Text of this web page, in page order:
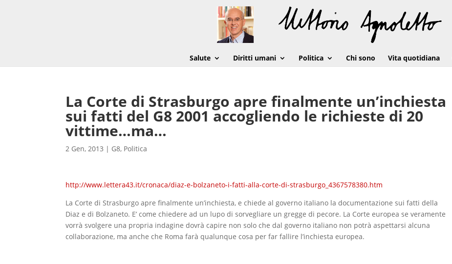
Salute Diritti umani Politica Chi sono Vita quotidiana
La Corte di Strasburgo apre finalmente un’inchiesta
sui fatti del G8 2001 accogliendo le richieste di 20
vittime…ma…
2 Gen, 2013 | G8, Politica
http://www.lettera43.it/cronaca/diaz-e-bolzaneto-i-fatti-alla-corte-di-strasburgo_4367578380.htm
La Corte di Strasburgo apre finalmente un’inchiesta, e chiede al governo italiano la documentazione sui fatti della
Diaz e di Bolzaneto. E’ come chiedere ad un lupo di sorvegliare un gregge di pecore. La Corte europea se veramente
vorrà svolgere una propria indagine dovrà capire non solo che dal governo italiano non potrà aspettarsi alcuna
collaborazione, ma anche che Roma farà qualunque cosa per far fallire l’inchiesta europea.